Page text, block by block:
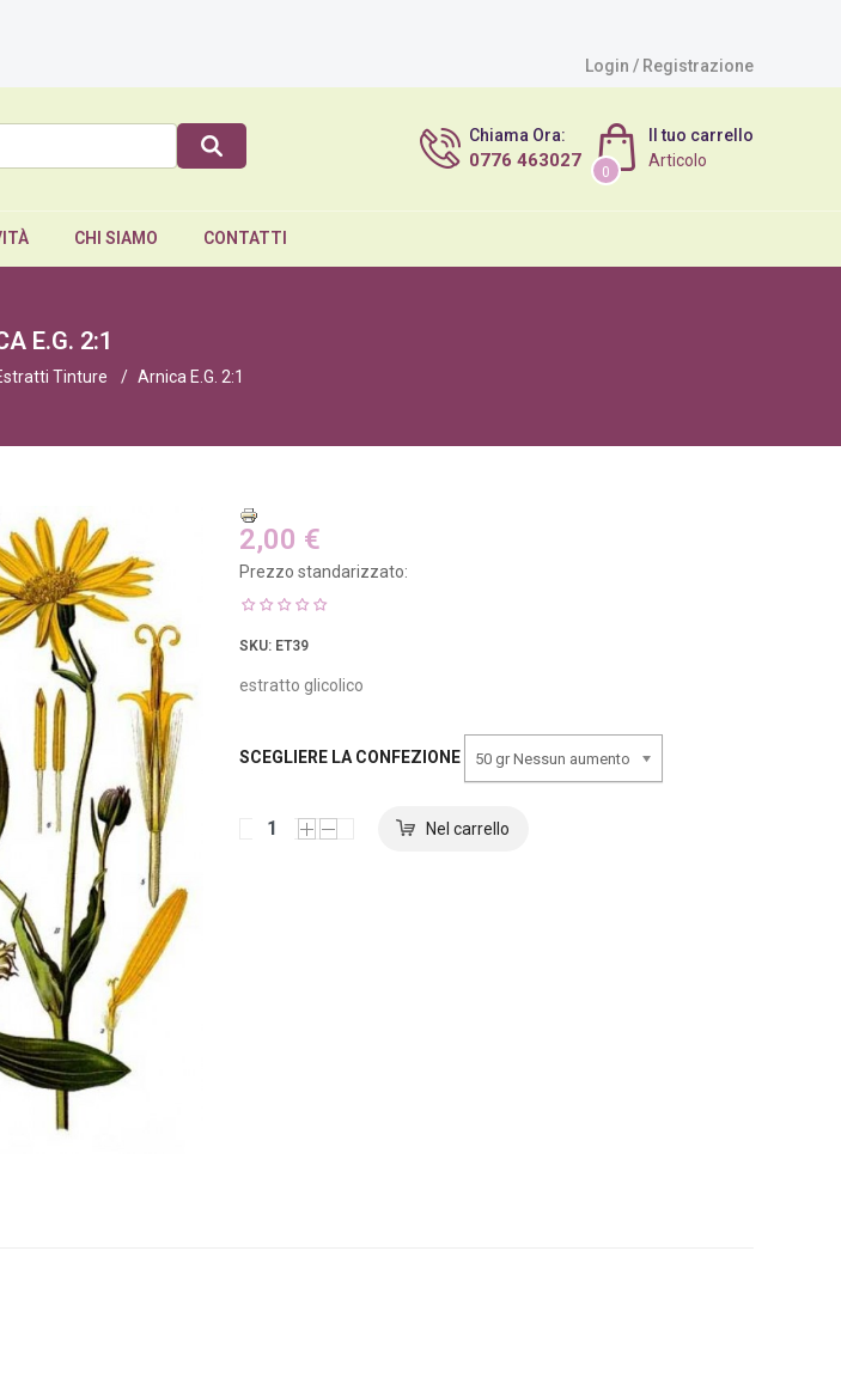
Login / Registrazione
Il tuo carrello
0
Articolo
Chiama Ora:
0776 463027
CHI SIAMO CONTATTI
E.G. 2:1
Tinture Arnica E.G. 2:1
2,00 €
Prezzo standarizzato:
SKU: ET39
estratto glicolico
SCEGLIERE LA CONFEZIONE 50 gr Nessun aumento